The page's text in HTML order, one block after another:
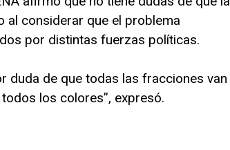
al considerar que el problema
por distintas fuerzas políticas.
duda de que todas las fracciones van
los colores”, expresó.